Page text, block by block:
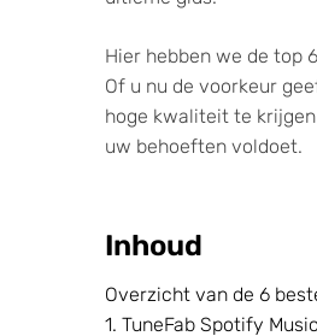
Hier hebben we de top
Of u nu de voorkeur
hoge kwaliteit te
uw behoeften voldoet.
Inhoud
Overzicht van de 6
1. TuneFab Spotify